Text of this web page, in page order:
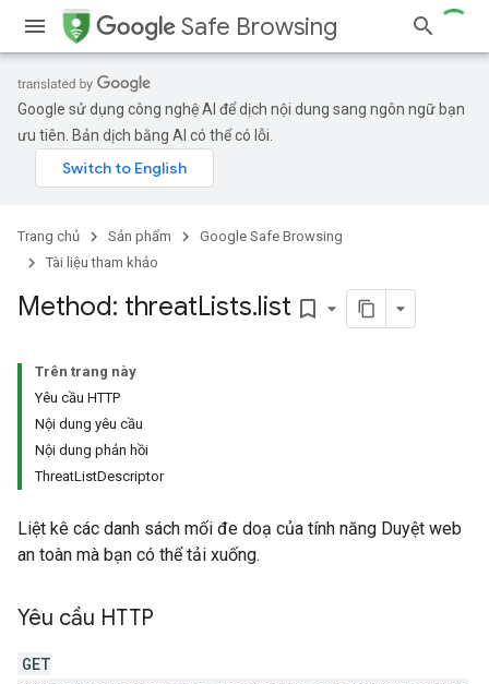
Safe Browsing
Google sử dụng công nghệ AI để dịch nội dung sang ngôn ngữ bạn
ưu tiên. Bản dịch bằng AI có thể có lỗi.
Trang chủ Sản phẩm
Google Safe Browsing
Tài liệu tham khảo
Method: threatLists.list bookmark_border
Trên trang này
Yêu cầu HTTP
Nội dung yêu cầu
Nội dung phản hồi
ThreatListDescriptor
Liệt kê các danh sách mối đe doạ của tính năng Duyệt web
an toàn mà bạn có thể tải xuống.
Yêu cầu HTTP
GET